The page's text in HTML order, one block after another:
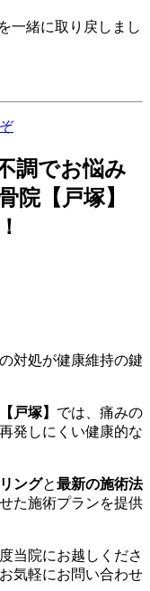
一緒に取り戻しまし
調でお悩み
院【戸塚】
対処が健康維持の鍵
戸塚】 では、痛みの
発しにくい健康的な
ングと最新の施術法
た施術プランを提供
当院にお越しくださ
気軽にお問い合わせ